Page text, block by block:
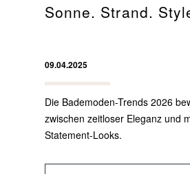
Sonne. Strand.
09.04.2025
Die Bademoden-Trends 2026
zwischen zeitloser Eleganz und
Statement-Looks.